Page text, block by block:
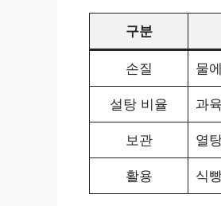
구분
손질 물
설탕 비율 과
보관 열
활용 식